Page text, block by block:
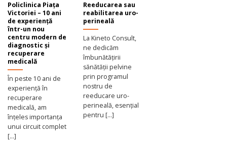
Policlinica Piața
Victoriei – 10 ani
de experiență
într-un nou
centru modern de
diagnostic și
recuperare
medicală
În peste 10 ani de
experiență în
recuperare
medicală, am
înțeles importanța
unui circuit complet
[...]
Reeducarea sau
reabilitarea uro-
perineală
La Kineto Consult,
ne dedicăm
îmbunătățirii
sănătății pelvine
prin programul
nostru de
reeducare uro-
perineală, esențial
pentru [...]